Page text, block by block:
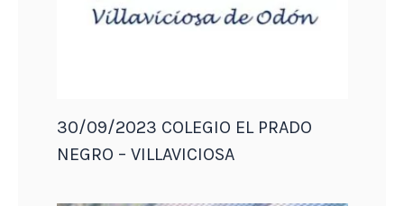
30/09/2023 COLEGIO EL PRADO
NEGRO – VILLAVICIOSA